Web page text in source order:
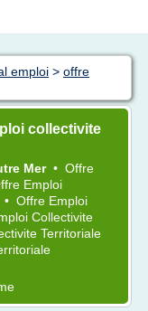
emploi > offre
collectivite
Mer • Offre
Emploi
• Offre Emploi
Collectivite
Territoriale